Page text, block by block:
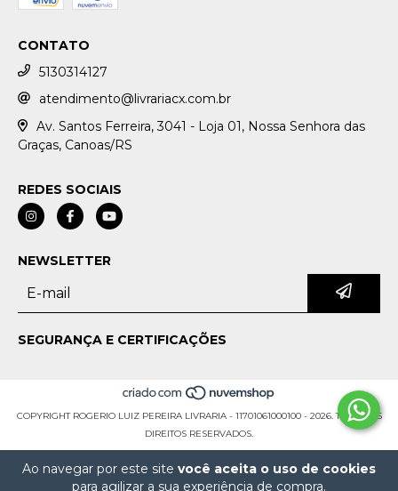
Ao navegar por este site você aceita o uso de cookies
para agilizar a sua experiência de compra.
CONTATO
5130314127
atendimento@livrariacx.com.br
Av. Santos Ferreira, 3041 - Loja 01, Nossa Senhora das
Graças, Canoas/RS
REDES SOCIAIS
NEWSLETTER
SEGURANÇA E CERTIFICAÇÕES
COPYRIGHT ROGERIO LUIZ PEREIRA LIVRARIA - 11701061000100 - 2026. TODOS OS
DIREITOS RESERVADOS.